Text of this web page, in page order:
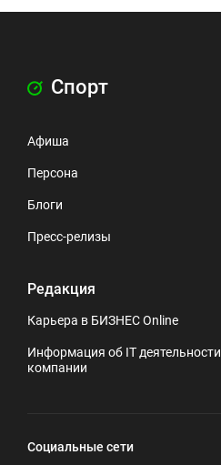
Спорт
Афиша
Персона
Блоги
Пресс-релизы
Редакция
Карьера в БИЗНЕС Online
Информация об IT деятельности
компании
Социальные сети